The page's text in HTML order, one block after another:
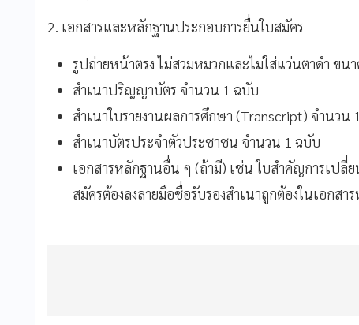
2. เอกสารและหลักฐานประกอบการยื่นใบสมัคร
รูปถ่ายหน้าตรง ไม่สวมหมวกและไม่ใส่แว่นตาดำ ขน
สำเนาปริญญาบัตร จำนวน 1 ฉบับ
สำเนาใบรายงานผลการศึกษา (Transcript) จำนวน
สำเนาบัตรประจำตัวประชาชน จำนวน 1 ฉบับ
เอกสารหลักฐานอื่น ๆ (ถ้ามี) เช่น ใบสำคัญการเป
สมัครต้องลงลายมือชื่อรับรองสำเนาถูกต้องในเอกส